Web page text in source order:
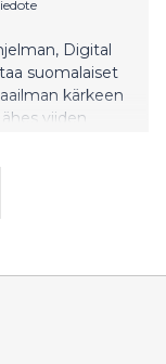
Digital
suomalaiset
kärkeen
viiden
ja